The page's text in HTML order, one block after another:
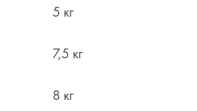
5 кг
7,5 кг
8 кг